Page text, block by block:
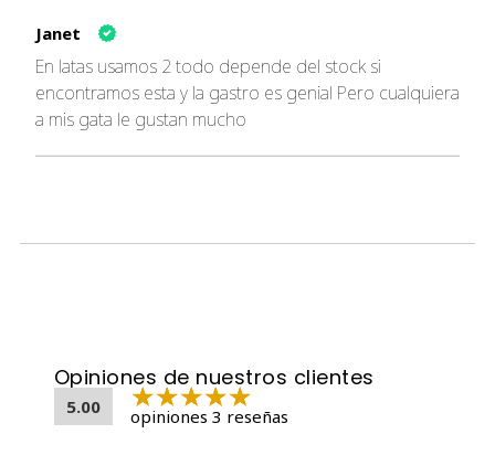
Omega-3
Omega-6
0.90 %
EPA
0.04 %
0.05 %
Vitaminas: Vitamina A (4,300 UI), Vitamina D3 (470
Aditivos organolépticos: Extracto de té verde (50
mg).
Aditivos tecnológicos : Celulosa en polvo (1,000 mg).
Janet
En latas usamos 2 todo depende del stock si
encontramos esta y la gastro es genial Pero cualquiera
a mis gata le gustan mucho
Opiniones de nuestros clientes
5.00 opiniones 3 reseñas